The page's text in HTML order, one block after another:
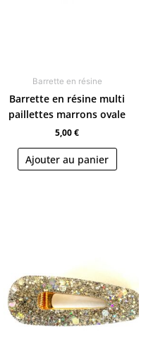
Barrette en résine
Barrette en résine multi
paillettes marrons ovale
5,00€
Ajouter au panier